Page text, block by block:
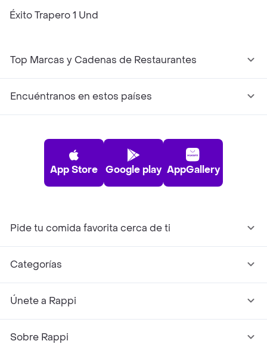
Éxito Trapero 1 Und
Top Marcas y Cadenas de Restaurantes
Encuéntranos en estos países
App Store Google play AppGallery
Pide tu comida favorita cerca de ti
Categorías
Únete a Rappi
Sobre Rappi